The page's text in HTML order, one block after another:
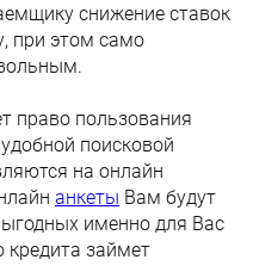
снижение ставок
при этом само
право пользования
поисковой
на онлайн
анкеты Вам будут
именно для Вас
кредита займет